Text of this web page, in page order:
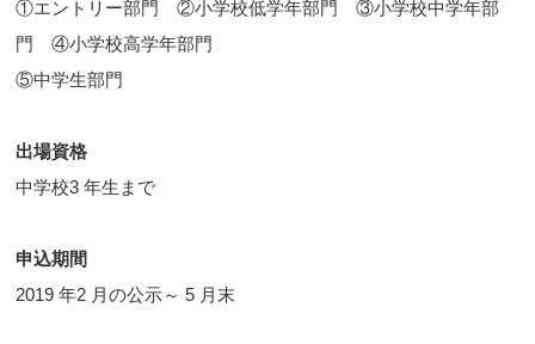
①エントリー部門 ②小学校低学年部門 ③小学校中学年部
門 ④小学校高学年部門
⑤中学生部門
出場資格
中学校3 年生まで
申込期間
2019 年2 月の公示～ 5 月末